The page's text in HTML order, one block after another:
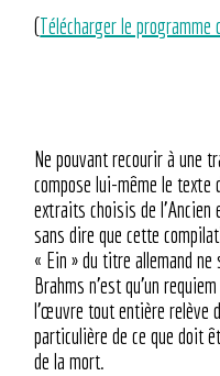
(Télécharger le programme
Ne pouvant recourir à une
compose lui-même le
extraits choisis de l’Ancien
sans dire que cette
« Ein » du titre allemand
Brahms n’est qu’un
l’œuvre tout entière relève
particulière de ce que doit
de la mort.